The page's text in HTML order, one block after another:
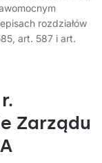
rozdziałów
art. 587 i art.
Zarządu